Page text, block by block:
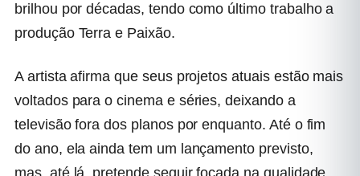
brilhou por décadas, tendo como último trabalho a
produção Terra e Paixão.
A artista afirma que seus projetos atuais estão mais
voltados para o cinema e séries, deixando a
televisão fora dos planos por enquanto. Até o fim
do ano, ela ainda tem um lançamento previsto,